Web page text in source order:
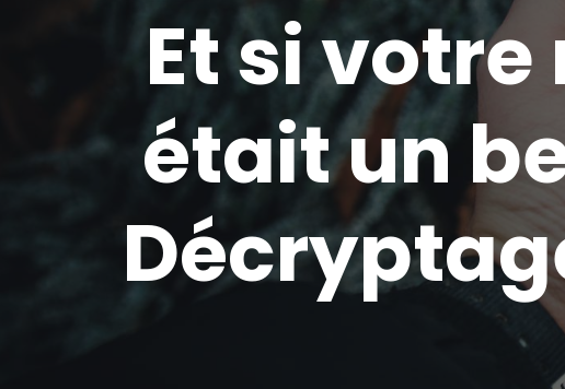
Et si
était un